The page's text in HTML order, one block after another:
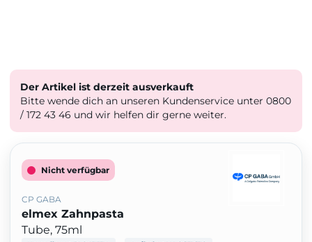
Der Artikel ist derzeit ausverkauft
Bitte wende dich an unseren Kundenservice unter 0800
/ 172 43 46 und wir helfen dir gerne weiter.
Nicht verfügbar
CP GABA
elmex Zahnpasta
Tube, 75ml